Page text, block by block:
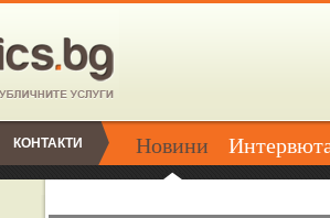
КОНТАКТИ Новини